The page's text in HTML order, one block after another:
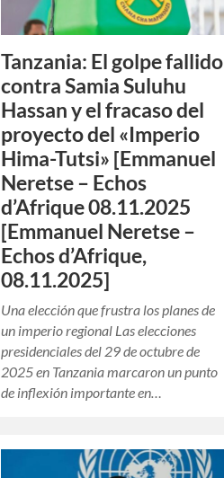
Tanzania: El golpe fallido
contra Samia Suluhu
Hassan y el fracaso del
proyecto del «Imperio
Hima-Tutsi» [Emmanuel
Neretse – Echos
d’Afrique 08.11.2025
[Emmanuel Neretse –
Echos d’Afrique,
08.11.2025]
Una elección que frustra los planes de
un imperio regional Las elecciones
presidenciales del 29 de octubre de
2025 en Tanzania marcaron un punto
de inflexión importante en…